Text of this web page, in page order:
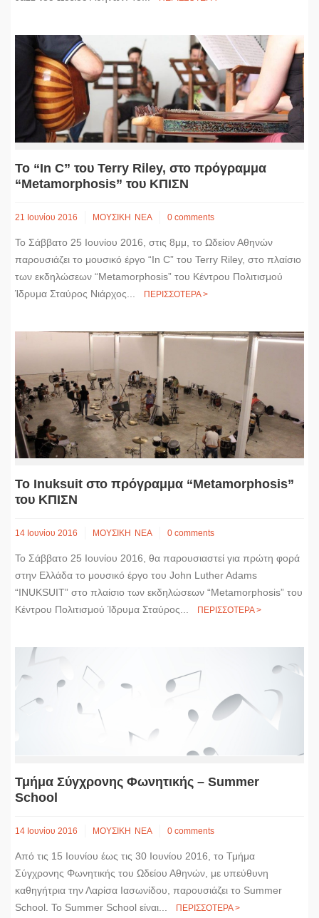
Το “In C” του Terry Riley, στο πρόγραμμα
“Metamorphosis” του ΚΠΙΣΝ
21 Ιουνίου 2016 ΜΟΥΣΙΚΗ ΝΕΑ 0 comments
Το Σάββατο 25 Ιουνίου 2016, στις 8μμ, το Ωδείον Αθηνών
παρουσιάζει το μουσικό έργο “In C” του Terry Riley, στο πλαίσιο
των εκδηλώσεων “Metamorphosis” του Κέντρου Πολιτισμού
Ίδρυμα Σταύρος Νιάρχος...
ΠΕΡΙΣΣΟΤΕΡΑ >
Το Inuksuit στο πρόγραμμα “Metamorphosis”
του ΚΠΙΣΝ
14 Ιουνίου 2016 ΜΟΥΣΙΚΗ ΝΕΑ 0 comments
Το Σάββατο 25 Ιουνίου 2016, θα παρουσιαστεί για πρώτη φορά
στην Ελλάδα το μουσικό έργο του John Luther Adams
“INUKSUIT” στο πλαίσιο των εκδηλώσεων “Metamorphosis” του
Κέντρου Πολιτισμού Ίδρυμα Σταύρος...
ΠΕΡΙΣΣΟΤΕΡΑ >
Τμήμα Σύγχρονης Φωνητικής – Summer
School
14 Ιουνίου 2016 ΜΟΥΣΙΚΗ ΝΕΑ 0 comments
Από τις 15 Ιουνίου έως τις 30 Ιουνίου 2016, το Τμήμα
Σύγχρονης Φωνητικής του Ωδείου Αθηνών, με υπεύθυνη
καθηγήτρια την Λαρίσα Ιασωνίδου, παρουσιάζει το Summer
School. Το Summer School είναι...
ΠΕΡΙΣΣΟΤΕΡΑ >